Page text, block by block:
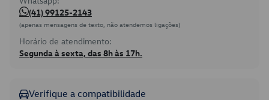
(41) 99125-2143
(apenas mensagens de texto, não atendemos ligações)
Horário de atendimento:
Segunda à sexta, das 8h às 17h.
Verifique a compatibilidade